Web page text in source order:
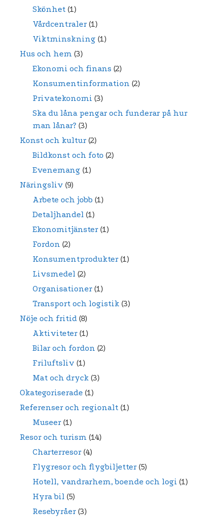
Skönhet(1)
Vårdcentraler(1)
Viktminskning (1)
Hus och hem (3)
Ekonomi och finans (2)
Konsumentinformation (2)
Privatekonomi (3)
Ska du låna pengar och funderar på hur
man lånar? (3)
Konst och kultur (2)
Bildkonst och foto (2)
Evenemang (1)
Näringsliv (9)
Arbete och jobb (1)
Detaljhandel (1)
Ekonomitjänster(1)
Fordon (2)
Konsumentprodukter(1)
Livsmedel (2)
Organisationer(1)
Transport och logistik(3)
Nöje och fritid (8)
Aktiviteter(1)
Bilar och fordon (2)
Friluftsliv (1)
Mat och dryck(3)
Okategoriserade (1)
Referenser och regionalt (1)
Museer(1)
Resor och turism (14)
Charterresor(4)
Flygresor och flygbiljetter(5)
Hotell, vandrarhem, boende och logi (1)
Hyra bil (5)
Resebyråer(3)